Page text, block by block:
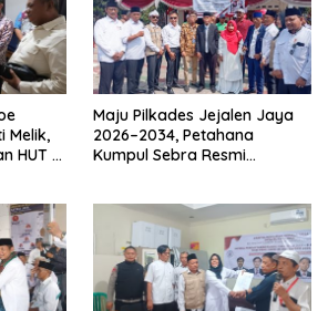
Melik,
HUT RI
Maju Pilkades Jejalen Jaya
2026–2034, Petahana
Kumpul Sebra Resmi